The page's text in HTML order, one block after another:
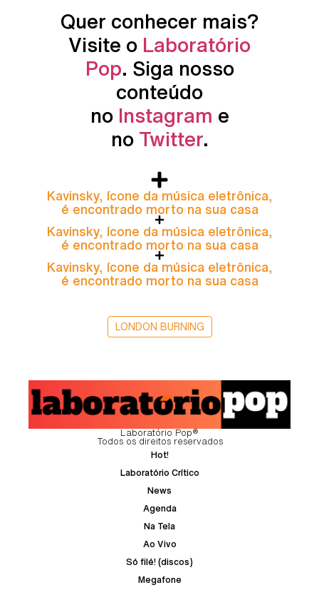
Quer conhecer mais?
Visite o Laboratório
Pop. Siga nosso
conteúdo
no Instagram e
no Twitter.
Kavinsky, ícone da música eletrônica,
é encontrado morto na sua casa
Kavinsky, ícone da música eletrônica,
é encontrado morto na sua casa
Kavinsky, ícone da música eletrônica,
é encontrado morto na sua casa
LONDON BURNING
Laboratório Pop®
Todos os direitos reservados
Hot!
Laboratório Crítico
News
Agenda
Na Tela
Ao Vivo
Só filé! (discos)
Megafone